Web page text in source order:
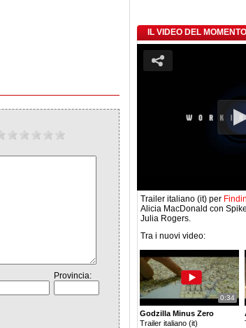
Provincia:
IL VIDEO DEL MOMENTO
Trailer italiano (it) per
Alicia MacDonald con
Julia Rogers.
Tra i nuovi video:
0:34
Godzilla Minus Zero
Trailer italiano (it)